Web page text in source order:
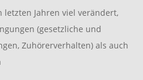
Jahren viel verändert,
(gesetzliche und
Zuhörerverhalten) als auch